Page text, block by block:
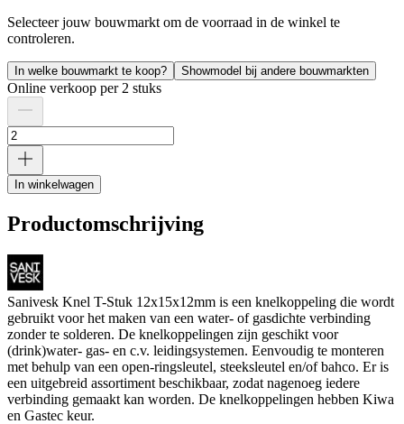
Selecteer jouw bouwmarkt om de voorraad in de winkel te
controleren.
In welke bouwmarkt te koop? Showmodel bij andere bouwmarkten
Online verkoop per 2 stuks
In winkelwagen
Productomschrijving
Sanivesk Knel T-Stuk 12x15x12mm is een knelkoppeling die wordt
gebruikt voor het maken van een water- of gasdichte verbinding
zonder te solderen. De knelkoppelingen zijn geschikt voor
(drink)water- gas- en c.v. leidingsystemen. Eenvoudig te monteren
met behulp van een open-ringsleutel, steeksleutel en/of bahco. Er is
een uitgebreid assortiment beschikbaar, zodat nagenoeg iedere
verbinding gemaakt kan worden. De knelkoppelingen hebben Kiwa
en Gastec keur.